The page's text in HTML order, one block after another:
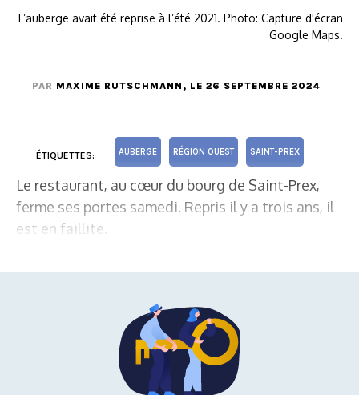
L’auberge avait été reprise à l’été 2021. Photo: Capture d'écran
Google Maps.
PAR MAXIME RUTSCHMANN , LE 26 SEPTEMBRE 2024
ÉTIQUETTES: AUBERGE RÉGION OUEST SAINT-PREX
Le restaurant, au cœur du bourg de Saint-Prex,
ferme ses portes samedi. Repris il y a trois ans, il
est en faillite.